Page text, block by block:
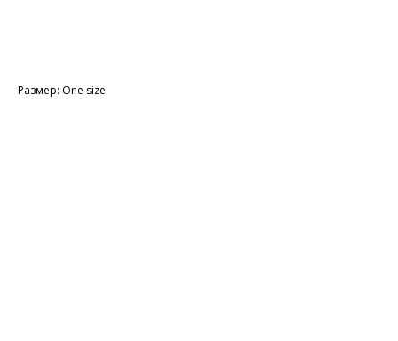
Размер: One size